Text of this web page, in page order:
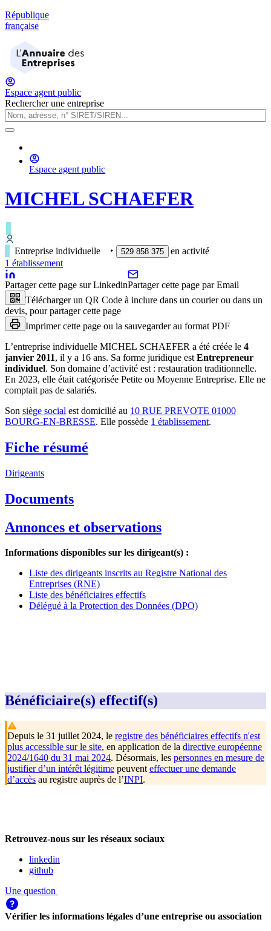
République
française
Espace agent public
Rechercher une entreprise
Espace agent public
MICHEL SCHAEFER
Entreprise individuelle ‣ 529 858 375
en activité
1 établissement
Partager cette page sur LinkedinPartager cette page par Email
Télécharger un QR Code à inclure dans un courier ou dans un
devis, pour partager cette page
Imprimer cette page ou la sauvegarder au format PDF
L’entreprise individuelle MICHEL SCHAEFER a été créée le 4
janvier 2011, il y a 16 ans. Sa forme juridique est Entrepreneur
individuel. Son domaine d’activité est : restauration traditionnelle.
En 2023, elle était catégorisée Petite ou Moyenne Entreprise. Elle ne
comptait pas de salariés.
Son siège social est domicilié au 10 RUE PREVOTE 01000
BOURG-EN-BRESSE. Elle possède 1 établissement.
Fiche résumé
Dirigeants
Documents
Annonces et observations
Informations disponibles sur les dirigeant(s) :
Liste des dirigeants inscrits au Registre National des
Entreprises (RNE)
Liste des bénéficiaires effectifs
Délégué à la Protection des Données (DPO)
Bénéficiaire(s) effectif(s)
Depuis le 31 juillet 2024, le registre des bénéficiaires effectifs n'est
plus accessible sur le site, en application de la directive européenne
2024/1640 du 31 mai 2024. Désormais, les personnes en mesure de
justifier d’un intérêt légitime peuvent effectuer une demande
d’accès au registre auprès de l’INPI.
Retrouvez-nous sur les réseaux sociaux
linkedin
github
Une question
Vérifier les informations légales d’une entreprise ou association